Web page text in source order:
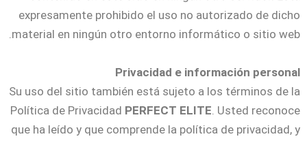
expresamente prohibido el uso no autorizado de dicho
material en ningún otro entorno informático o sitio web.
Privacidad e información personal
Su uso del sitio también está sujeto a los términos de la
Política de Privacidad PERFECT ELITE. Usted reconoce
que ha leído y que comprende la política de privacidad, y